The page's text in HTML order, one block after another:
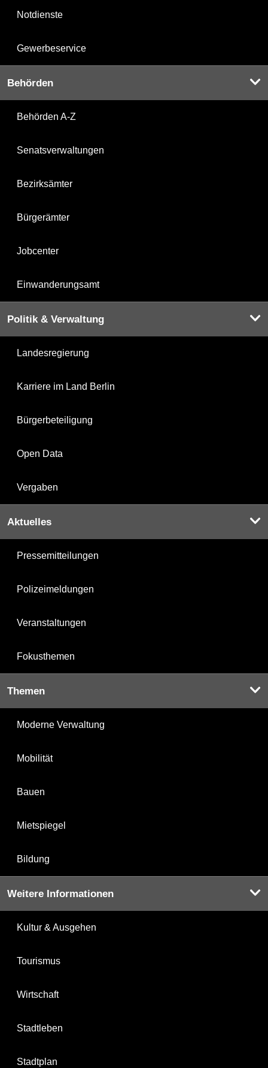
Notdienste
Gewerbeservice
Behörden
Behörden A-Z
Senatsverwaltungen
Bezirksämter
Bürgerämter
Jobcenter
Einwanderungsamt
Politik & Verwaltung
Landesregierung
Karriere im Land Berlin
Bürgerbeteiligung
Open Data
Vergaben
Aktuelles
Pressemitteilungen
Polizeimeldungen
Veranstaltungen
Fokusthemen
Themen
Moderne Verwaltung
Mobilität
Bauen
Mietspiegel
Bildung
Weitere Informationen
Kultur & Ausgehen
Tourismus
Wirtschaft
Stadtleben
Stadtplan